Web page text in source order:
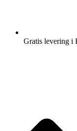
Gratis levering i